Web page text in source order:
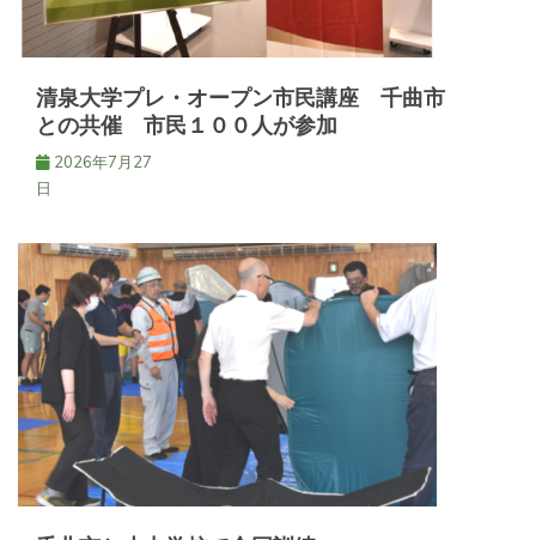
清泉大学プレ・オープン市民講座 千曲市
との共催 市民１００人が参加
2026年7月27
日